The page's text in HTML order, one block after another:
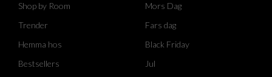
Shop by Room
Trender
Hemma hos
Bestsellers
Mors Dag
Fars dag
Black Friday
Jul